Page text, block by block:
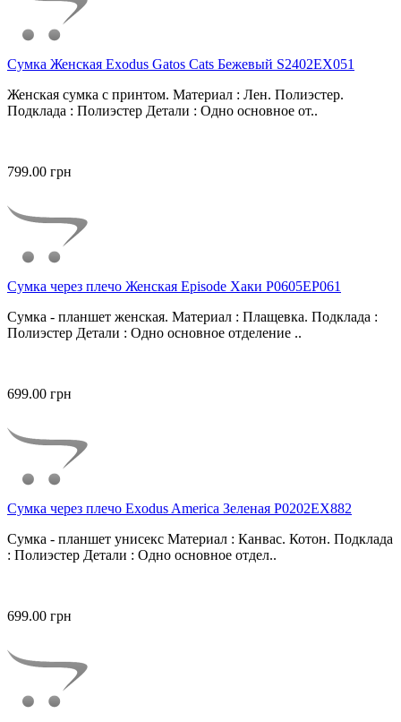
Сумка Женская Exodus Gatos Cats Бежевый S2402EX051
Женская сумка с принтом. Материал : Лен. Полиэстер.
Подклада : Полиэстер Детали : Одно основное от..
799.00 грн
Сумка через плечо Женская Episode Хаки P0605EP061
Сумка - планшет женская. Материал : Плащевка. Подклада :
Полиэстер Детали : Одно основное отделение ..
699.00 грн
Сумка через плечо Exodus America Зеленая P0202EX882
Сумка - планшет унисекс Материал : Канвас. Котон. Подклада
: Полиэстер Детали : Одно основное отдел..
699.00 грн